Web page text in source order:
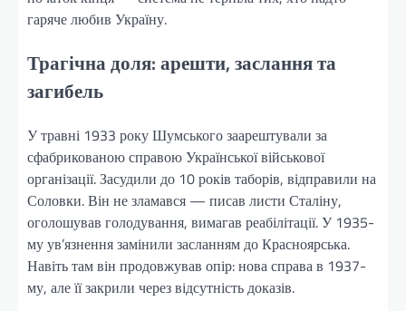
гаряче любив Україну.
Трагічна доля: арешти, заслання та
загибель
У травні 1933 року Шумського заарештували за
сфабрикованою справою Української військової
організації. Засудили до 10 років таборів, відправили на
Соловки. Він не зламався — писав листи Сталіну,
оголошував голодування, вимагав реабілітації. У 1935-
му ув’язнення замінили засланням до Красноярська.
Навіть там він продовжував опір: нова справа в 1937-
му, але її закрили через відсутність доказів.